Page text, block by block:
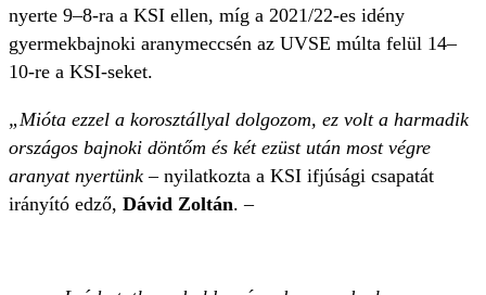
nyerte 9–8-ra a KSI ellen, míg a 2021/22-es idény
gyermekbajnoki aranymeccsén az UVSE múlta felül 14–
10-re a KSI-seket.
„Mióta ezzel a korosztállyal dolgozom, ez volt a harmadik
országos bajnoki döntőm és két ezüst után most végre
aranyat nyertünk – nyilatkozta a KSI ifjúsági csapatát
irányító edző, Dávid Zoltán. –